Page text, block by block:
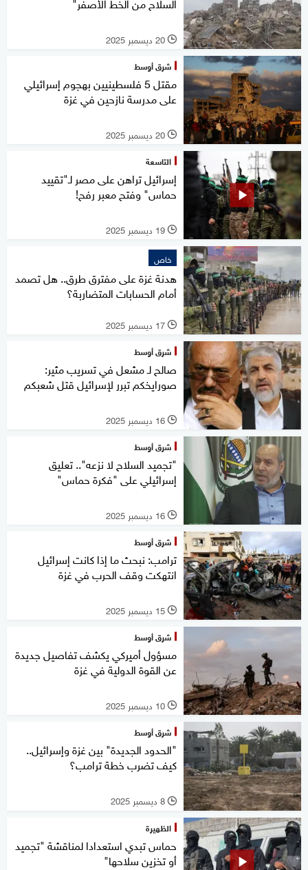
l 20 ديسمبر 2025
شرق أوسط
مقتل 5 فلسطينيين بهجوم إسرائيلي
على مدرسة نازحين في غزة
l 20 ديسمبر 2025
التاسعة
إسرائيل تراهن على مصر لـ"تقييد
حماس" وفتح معبر رفح!
l 19 ديسمبر 2025
خاص
هدنة غزة على مفترق طرق.. هل تصمد
أمام الحسابات المتضاربة؟
l 17 ديسمبر 2025
شرق أوسط
صالح لـ مشعل في تسريب مثير:
صورايخكم تبرر لإسرائيل قتل شعبكم
l 16 ديسمبر 2025
شرق أوسط
"تجميد السلاح لا نزعه".. تعليق
إسرائيلي على "فكرة حماس"
l 16 ديسمبر 2025
شرق أوسط
ترامب: نبحث ما إذا كانت إسرائيل
انتهكت وقف الحرب في غزة
l 15 ديسمبر 2025
شرق أوسط
مسؤول أميركي يكشف تفاصيل جديدة
عن القوة الدولية في غزة
l 10 ديسمبر 2025
شرق أوسط
"الحدود الجديدة" بين غزة وإسرائيل..
كيف تضرب خطة ترامب؟
l 8 ديسمبر 2025
الظهيرة
حماس تبدي استعدادا لمناقشة "تجميد
أو تخزين سلاحها"